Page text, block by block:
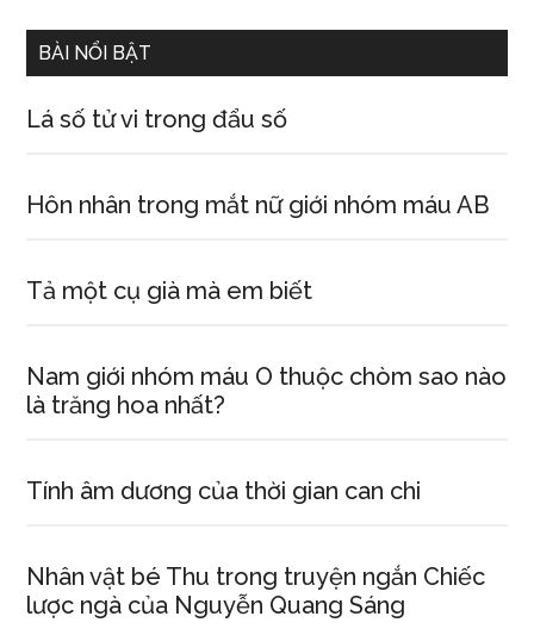
cuộc
nghỉ
BÀI NỔI BẬT
Lá số tử vi trong đẩu số
Hôn nhân trong mắt nữ giới nhóm máu AB
Tả một cụ già mà em biết
Nam giới nhóm máu O thuộc chòm sao nào
là trăng hoa nhất?
Tính âm dương của thời gian can chi
Nhân vật bé Thu trong truyện ngắn Chiếc
lược ngà của Nguyễn Quang Sáng